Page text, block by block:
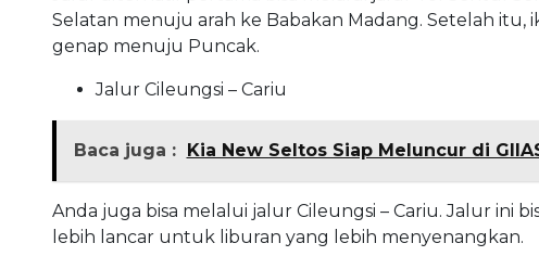
Selatan menuju arah ke Babakan Madang. Setelah
genap menuju Puncak.
Jalur Cileungsi – Cariu
Baca juga : Kia New Seltos Siap Meluncur di
Anda juga bisa melalui jalur Cileungsi – Cariu. Jalur ini
lebih lancar untuk liburan yang lebih menyenangkan.